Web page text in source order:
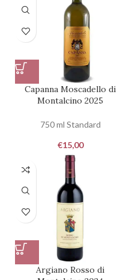
Capanna Moscadello di
Montalcino 2025
750 ml Standard
€15,00
Argiano Rosso di